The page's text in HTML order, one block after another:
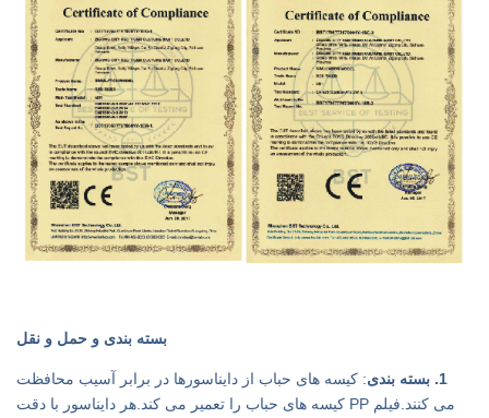
بسته بندی و حمل و نقل
1. بسته بندی
: کیسه های حباب از دایناسورها در برابر آسیب محافظت
می کنند.فیلم PP کیسه های حباب را تعمیر می کند.هر دایناسور با دقت